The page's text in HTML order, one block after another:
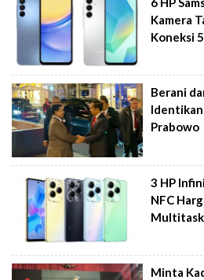
Kamera
Koneksi
Berani
Prabowo
3 HP
NFC
Minta